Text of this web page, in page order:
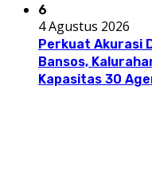
6
4 Agustus 2026
Perkuat Akurasi
Bansos,
Kapasitas 30